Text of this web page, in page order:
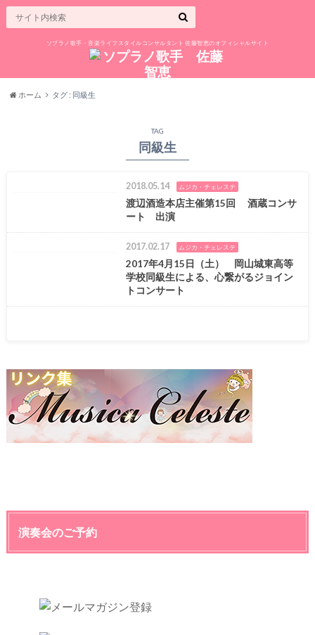
ソプラノ歌手・音楽ライフスタイルコンサルタント 佐藤智恵のオフィシャルサイト
ホーム タグ : 同級生
TAG
同級生
2018.05.14 ムジカ・チェレステ
渡辺酒造本店主催第15回 酒蔵コンサ
ート 出演
2017.02.17 ムジカ・チェレステ
2017年4月15日（土） 岡山城東高等
学校同級生による、心繋がるジョイン
トコンサート
演奏会のご予約